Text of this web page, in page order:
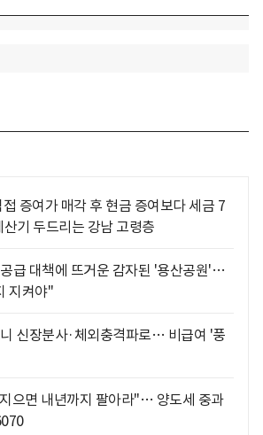
증여가 매각 후 현금 증여보다 세금 7
기 두드리는 강남 고령층
급 대책에 뜨거운 감자된 '용산공원'…
지켜야"
신장분사·체외충격파로… 비급여 '풍
으면 내년까지 팔아라"… 양도세 중과